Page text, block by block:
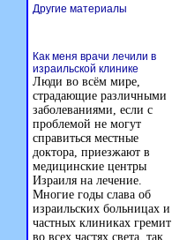
Другие материалы
Как меня врачи лечили в
израильской клинике
Люди во всём мире,
страдающие различными
заболеваниями, если с
проблемой не могут
справиться местные
доктора, приезжают в
медицинские центры
Израиля на лечение.
Многие годы слава об
израильских больницах и
частных клиниках гремит
во всех частях света, так